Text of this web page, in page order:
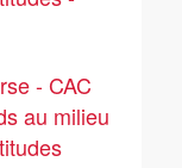
- CAC
au milieu